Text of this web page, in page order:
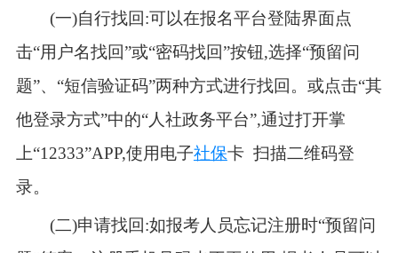
(一)自行找回:可以在报名平台登陆界面点
击“用户名找回”或“密码找回”按钮,选择“预留问
题”、“短信验证码”两种方式进行找回。或点击“其
他登录方式”中的“人社政务平台”,通过打开掌
上“12333”APP,使用电子社保卡 扫描二维码登
录。
(二)申请找回:如报考人员忘记注册时“预留问